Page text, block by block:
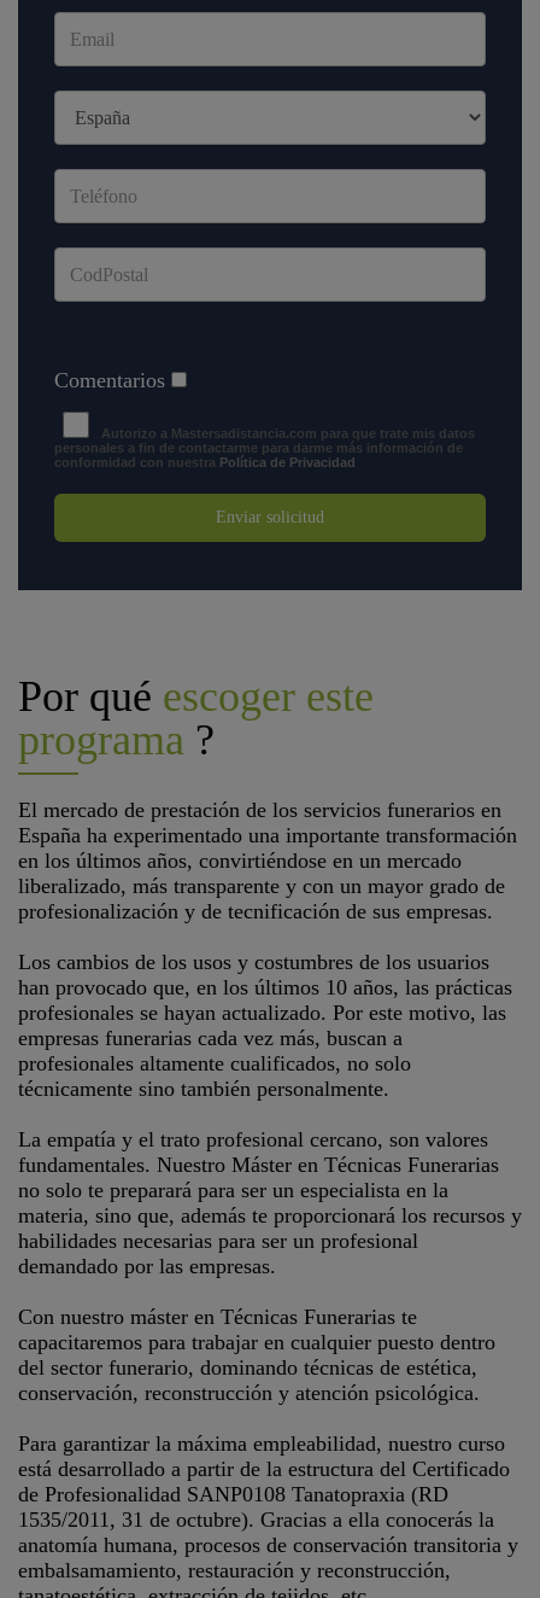
Comentarios
Autorizo a Mastersadistancia.com para que trate mis datos
personales a fin de contactarme para darme más información de
conformidad con nuestra Política de Privacidad
Enviar solicitud
Por qué escoger este
programa ?
El mercado de prestación de los servicios funerarios en
España ha experimentado una importante transformación
en los últimos años, convirtiéndose en un mercado
liberalizado, más transparente y con un mayor grado de
profesionalización y de tecnificación de sus empresas.
Los cambios de los usos y costumbres de los usuarios
han provocado que, en los últimos 10 años, las prácticas
profesionales se hayan actualizado. Por este motivo, las
empresas funerarias cada vez más, buscan a
profesionales altamente cualificados, no solo
técnicamente sino también personalmente.
La empatía y el trato profesional cercano, son valores
fundamentales. Nuestro Máster en Técnicas Funerarias
no solo te preparará para ser un especialista en la
materia, sino que, además te proporcionará los recursos y
habilidades necesarias para ser un profesional
demandado por las empresas.
Con nuestro máster en Técnicas Funerarias te
capacitaremos para trabajar en cualquier puesto dentro
del sector funerario, dominando técnicas de estética,
conservación, reconstrucción y atención psicológica.
Para garantizar la máxima empleabilidad, nuestro curso
está desarrollado a partir de la estructura del Certificado
de Profesionalidad SANP0108 Tanatopraxia (RD
1535/2011, 31 de octubre). Gracias a ella conocerás la
anatomía humana, procesos de conservación transitoria y
embalsamamiento, restauración y reconstrucción,